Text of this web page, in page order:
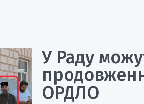
У Раду
ОРДЛО